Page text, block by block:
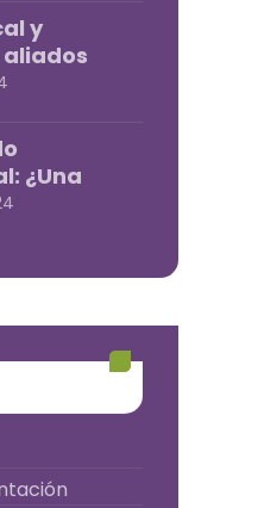
y
para
¿Una
de salud